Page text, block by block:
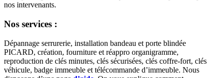
nos intervenants.
Nos services :
Dépannage serrurerie, installation bandeau et porte blindée
PICARD, création, fourniture et réappro organigramme,
reproduction de clés minutes, clés sécurisées, clés coffre-fort, clés
véhicule, badge immeuble et télécommande d’immeuble. Nous